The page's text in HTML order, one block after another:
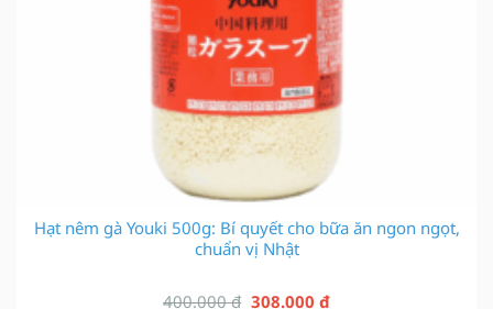
Hạt nêm gà Youki 500g: Bí quyết cho bữa ăn ngon ngọt,
chuẩn vị Nhật
400.000₫ Giá
308.000 ₫Giá